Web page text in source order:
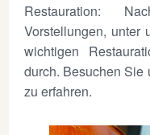
Restauration:
Vorstellungen, unter
wichtigen
durch. Besuchen Sie
zu erfahren.